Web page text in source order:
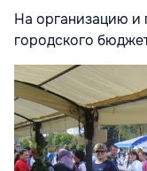
На организацию и
городского